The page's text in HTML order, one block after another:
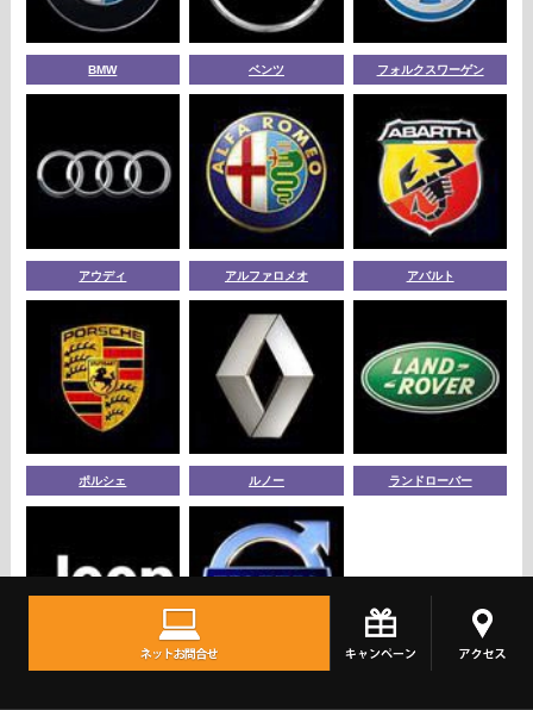
BMW ベンツ フォルクスワーゲン
アウディ アルファロメオ アバルト
ポルシェ ルノー ランドローバー